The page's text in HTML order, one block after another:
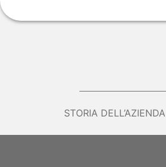
STORIA DELL’AZIENDA